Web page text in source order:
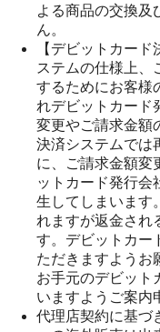
よる商品の交換及
ん。
【デビットカー
ステムの仕様上、
するためにお客様
れデビットカード
変更やご請求金額
決済システムでは
に、ご請求金額変
ットカード発行会
生してしまいます
れますが返金され
す。デビットカー
ただきますようお
お手元のデビット
いますようご案内
代理店契約に基づ